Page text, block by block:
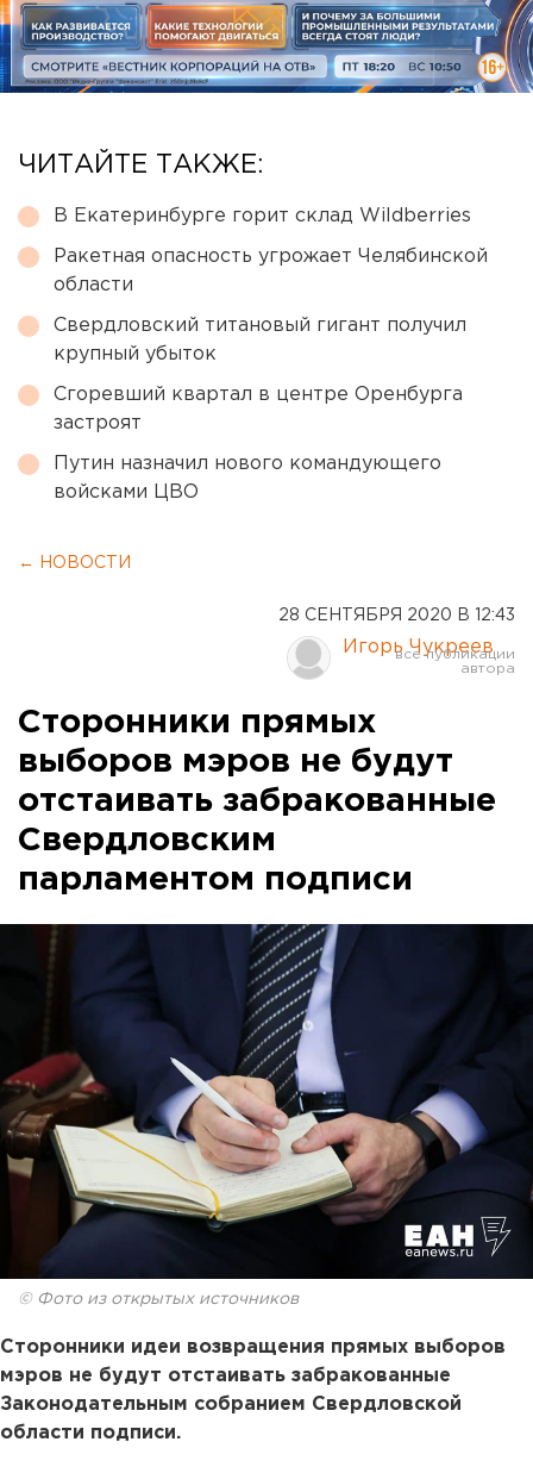
ЧИТАЙТЕ ТАКЖЕ:
В Екатеринбурге горит склад Wildberries
Ракетная опасность угрожает Челябинской
области
Свердловский титановый гигант получил
крупный убыток
Сгоревший квартал в центре Оренбурга
застроят
Путин назначил нового командующего
войсками ЦВО
← НОВОСТИ
28 СЕНТЯБРЯ 2020 В 12:43
Игорь Чукреев
Сторонники прямых
выборов мэров не будут
отстаивать забракованные
Свердловским
парламентом подписи
© Фото из открытых источников
Сторонники идеи возвращения прямых выборов
мэров не будут отстаивать забракованные
Законодательным собранием Свердловской
области подписи.